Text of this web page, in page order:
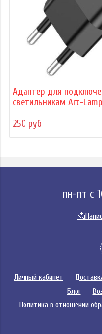
Адаптер для
светильникам Art-
250 руб
пн-пт с
📩
Личный кабинет
Блог
Политика в отношении